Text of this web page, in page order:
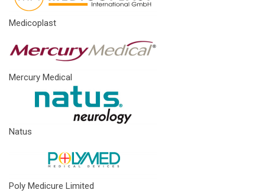
Medicoplast
Mercury Medical
Natus
Poly Medicure Limited